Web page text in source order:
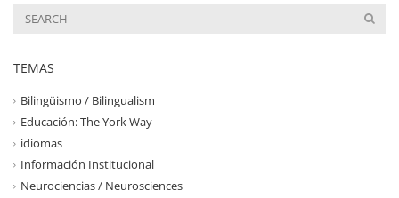
TEMAS
Bilingüismo / Bilingualism
Educación: The York Way
idiomas
Información Institucional
Neurociencias / Neurosciences